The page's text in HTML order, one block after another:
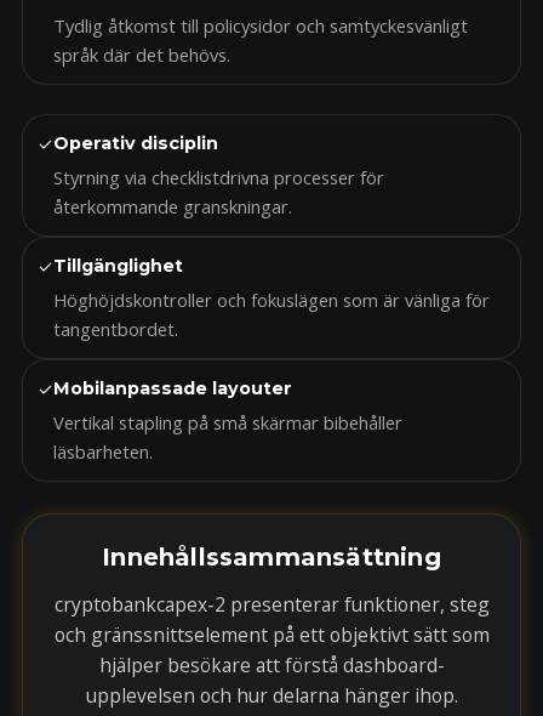
Tydlig åtkomst till policysidor och samtyckesvänligt
språk där det behövs.
✓Operativ disciplin
Styrning via checklistdrivna processer för
återkommande granskningar.
✓Tillgänglighet
Höghöjdskontroller och fokuslägen som är vänliga för
tangentbordet.
✓Mobilanpassade layouter
Vertikal stapling på små skärmar bibehåller
läsbarheten.
Innehållssammansättning
cryptobankcapex-2 presenterar funktioner, steg
och gränssnittselement på ett objektivt sätt som
hjälper besökare att förstå dashboard-
upplevelsen och hur delarna hänger ihop.